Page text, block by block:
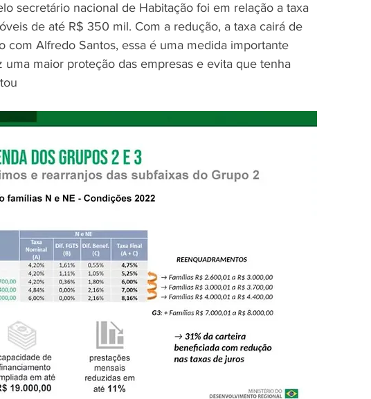
secretário nacional de Habitação foi em relação a taxa
de até R$ 350 mil. Com a redução, a taxa cairá de
com Alfredo Santos, essa é uma medida importante
uma maior proteção das empresas e evita que tenha